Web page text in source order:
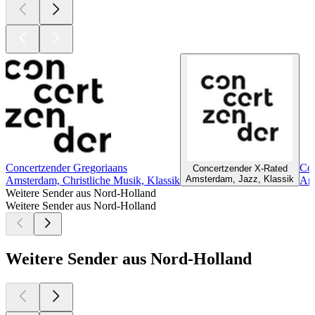
Concertzender Gregoriaans
Amsterdam, Christliche Musik, Klassik
Concertzender X-Rated
Amsterdam, Jazz, Klassik
Weitere Sender aus Nord-Holland
Weitere Sender aus Nord-Holland
Weitere Sender aus Nord-Holland